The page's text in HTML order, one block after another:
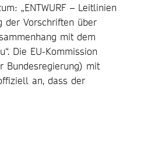
„ENTWURF – Leitlinien
der Vorschriften über
mit dem
Die EU-Kommission
Bundesregierung) mit
an, dass der